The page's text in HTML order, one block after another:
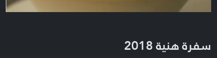
سفرة هنية 2018